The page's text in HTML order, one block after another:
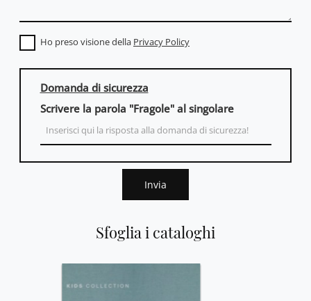
Sfoglia i cataloghi
Ho preso visione della Privacy Policy
Domanda di sicurezza
Scrivere la parola "Fragole" al singolare
Invia